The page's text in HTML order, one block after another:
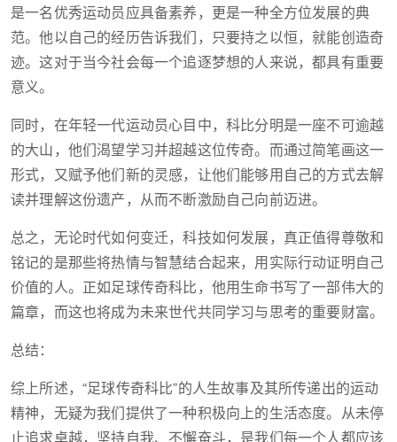
是一名优秀运动员应具备素养，更是一种全方位发展的典
范。他以自己的经历告诉我们，只要持之以恒，就能创造奇
迹。这对于当今社会每一个追逐梦想的人来说，都具有重要
意义。
同时，在年轻一代运动员心目中，科比分明是一座不可逾越
的大山，他们渴望学习并超越这位传奇。而通过简笔画这一
形式，又赋予他们新的灵感，让他们能够用自己的方式去解
读并理解这份遗产，从而不断激励自己向前迈进。
总之，无论时代如何变迁，科技如何发展，真正值得尊敬和
铭记的是那些将热情与智慧结合起来，用实际行动证明自己
价值的人。正如足球传奇科比，他用生命书写了一部伟大的
篇章，而这也将成为未来世代共同学习与思考的重要财富。
总结：
综上所述，“足球传奇科比”的人生故事及其所传递出的运动
精神，无疑为我们提供了一种积极向上的生活态度。从未停